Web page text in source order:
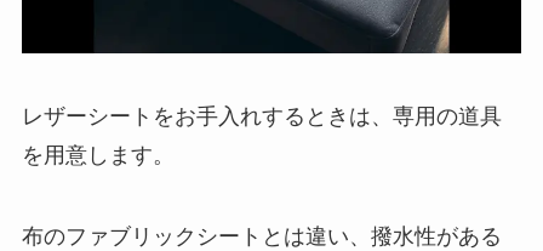
レザーシートをお手入れするときは、専用の道具
を用意します。
布のファブリックシートとは違い、撥水性がある